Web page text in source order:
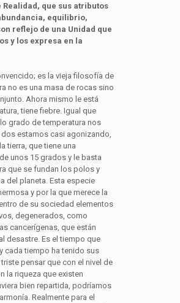
que sus atributos
equilibrio,
reflejo de una Unidad que
y los expresa en la
es la vieja filosofía de
no es una masa de rocas sino
Ahora mismo le está
tiene fiebre. Igual que
grado de temperatura nos
estamos casi agonizando,
tierra, que tiene una
unos 15 grados y le basta
que se fundan los polos y
del planeta. Esta especie
y por la que merece la
de su sociedad elementos
degenerados, como
cancerígenas, que están
desastre. Es el tiempo que
cada tiempo ha tenido sus
pensar que con el nivel de
la riqueza que existen
bien repartida, podríamos
Realmente para el